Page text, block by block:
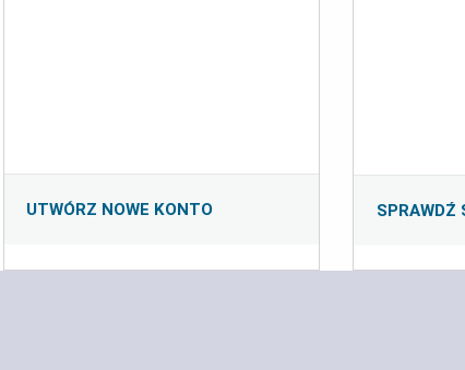
UTWÓRZ NOWE KONTO SPRAWDŹ